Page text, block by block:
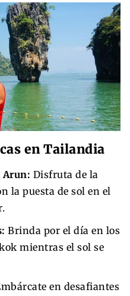
en Tailandia
Arun: Disfruta de la
la puesta de sol en el
Brinda por el día en los
mientras el sol se
en desafiantes